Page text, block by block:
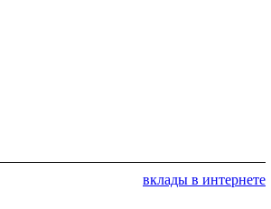
вклады в интернете